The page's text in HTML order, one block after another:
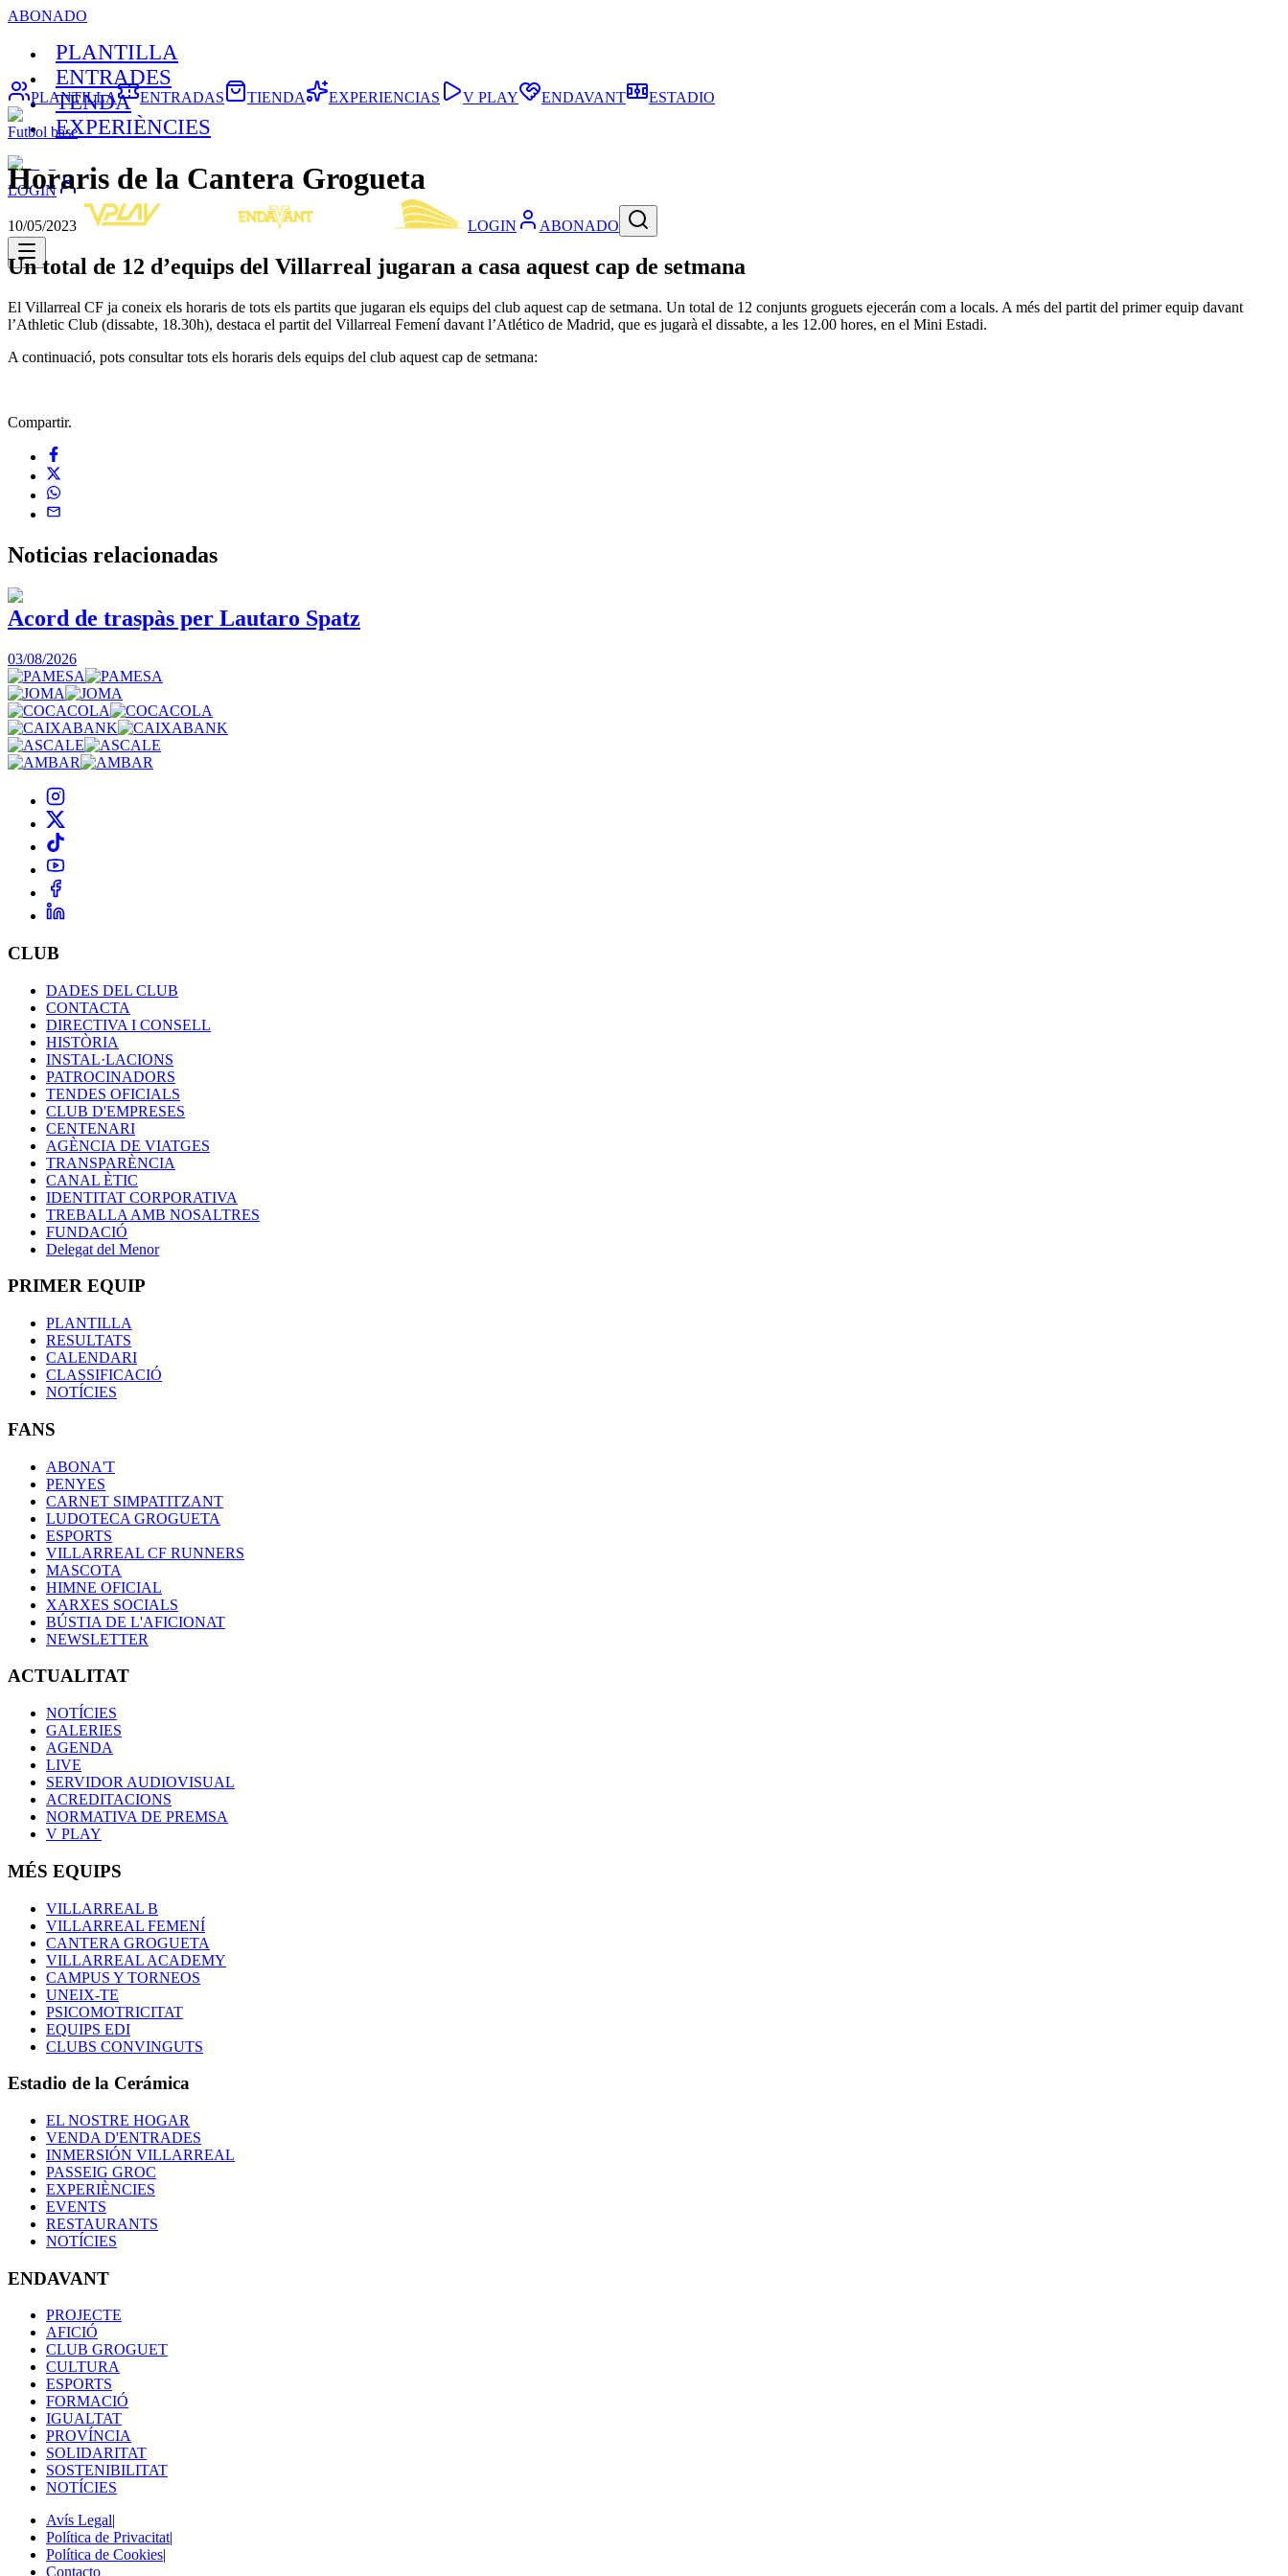
ABONADO
PLANTILLA
ENTRADES
TENDA
EXPERIÈNCIES
LOGIN
LOGIN ABONADO
PLANTILLA ENTRADAS TIENDA EXPERIENCIAS V PLAY ENDAVANT ESTADIO
Futbol base
Horaris de la Cantera Grogueta
10/05/2023
Un total de 12 d’equips del Villarreal jugaran a casa aquest cap de setmana
El Villarreal CF ja coneix els horaris de tots els partits que jugaran els equips del club aquest cap de setmana. Un total de 12 conjunts groguets ejecerán com a locals. A més del partit del primer equip davant
l’Athletic Club (dissabte, 18.30h), destaca el partit del Villarreal Femení davant l’Atlético de Madrid, que es jugarà el dissabte, a les 12.00 hores, en el Mini Estadi.
A continuació, pots consultar tots els horaris dels equips del club aquest cap de setmana:
Compartir.
Noticias relacionadas
Acord de traspàs per Lautaro Spatz
03/08/2026
CLUB
DADES DEL CLUB
CONTACTA
DIRECTIVA I CONSELL
HISTÒRIA
INSTAL·LACIONS
PATROCINADORS
TENDES OFICIALS
CLUB D'EMPRESES
CENTENARI
AGÈNCIA DE VIATGES
TRANSPARÈNCIA
CANAL ÈTIC
IDENTITAT CORPORATIVA
TREBALLA AMB NOSALTRES
FUNDACIÓ
Delegat del Menor
PRIMER EQUIP
PLANTILLA
RESULTATS
CALENDARI
CLASSIFICACIÓ
NOTÍCIES
FANS
ABONA'T
PENYES
CARNET SIMPATITZANT
LUDOTECA GROGUETA
ESPORTS
VILLARREAL CF RUNNERS
MASCOTA
HIMNE OFICIAL
XARXES SOCIALS
BÚSTIA DE L'AFICIONAT
NEWSLETTER
ACTUALITAT
NOTÍCIES
GALERIES
AGENDA
LIVE
SERVIDOR AUDIOVISUAL
ACREDITACIONS
NORMATIVA DE PREMSA
V PLAY
MÉS EQUIPS
VILLARREAL B
VILLARREAL FEMENÍ
CANTERA GROGUETA
VILLARREAL ACADEMY
CAMPUS Y TORNEOS
UNEIX-TE
PSICOMOTRICITAT
EQUIPS EDI
CLUBS CONVINGUTS
Estadio de la Cerámica
EL NOSTRE HOGAR
VENDA D'ENTRADES
INMERSIÓN VILLARREAL
PASSEIG GROC
EXPERIÈNCIES
EVENTS
RESTAURANTS
NOTÍCIES
ENDAVANT
PROJECTE
AFICIÓ
CLUB GROGUET
CULTURA
ESPORTS
FORMACIÓ
IGUALTAT
PROVÍNCIA
SOLIDARITAT
SOSTENIBILITAT
NOTÍCIES
Avís Legal|
Política de Privacitat|
Política de Cookies|
Contacto